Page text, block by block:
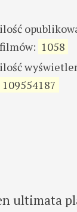
ilość
filmów: 1058
ilość
109554187
ultimata